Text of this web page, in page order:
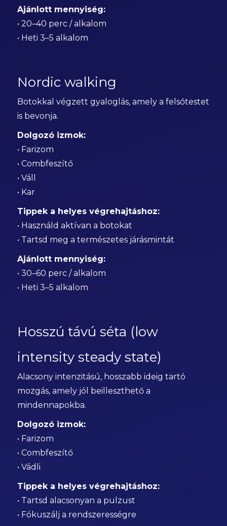
Ajánlott mennyiség:
• 20–40 perc / alkalom
• Heti 3–5 alkalom
Nordic walking
Botokkal végzett gyaloglás, amely a felsőtestet
is bevonja.
Dolgozó izmok:
• Farizom
• Combfeszítő
• Váll
• Kar
Tippek a helyes végrehajtáshoz:
• Használd aktívan a botokat
• Tartsd meg a természetes járásmintát
Ajánlott mennyiség:
• 30–60 perc / alkalom
• Heti 3–5 alkalom
Hosszú távú séta (low
intensity steady state)
Alacsony intenzitású, hosszabb ideig tartó
mozgás, amely jól beilleszthető a
mindennapokba.
Dolgozó izmok:
• Farizom
• Combfeszítő
• Vádli
Tippek a helyes végrehajtáshoz:
• Tartsd alacsonyan a pulzust
• Fókuszálj a rendszerességre